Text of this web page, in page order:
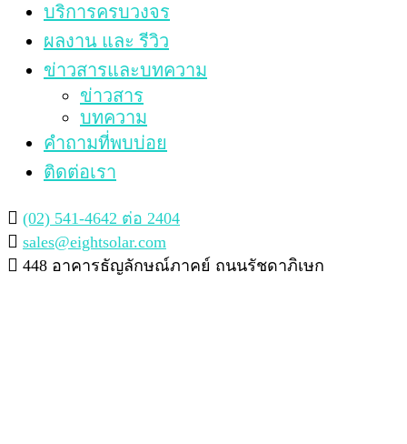
บริการครบวงจร
ผลงาน และ รีวิว
ข่าวสารและบทความ
ข่าวสาร
บทความ
คำถามที่พบบ่อย
ติดต่อเรา
(02) 541-4642 ต่อ 2404
sales@eightsolar.com
448 อาคารธัญลักษณ์ภาคย์ ถนนรัชดาภิเษก